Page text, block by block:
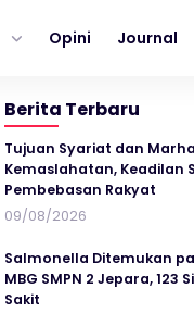
Opini Journal
Berita Terbaru
Tujuan Syariat dan
Kemaslahatan, Keadilan
Pembebasan Rakyat
09/08/2026
Salmonella Ditemukan
MBG SMPN 2 Jepara, 123
Sakit